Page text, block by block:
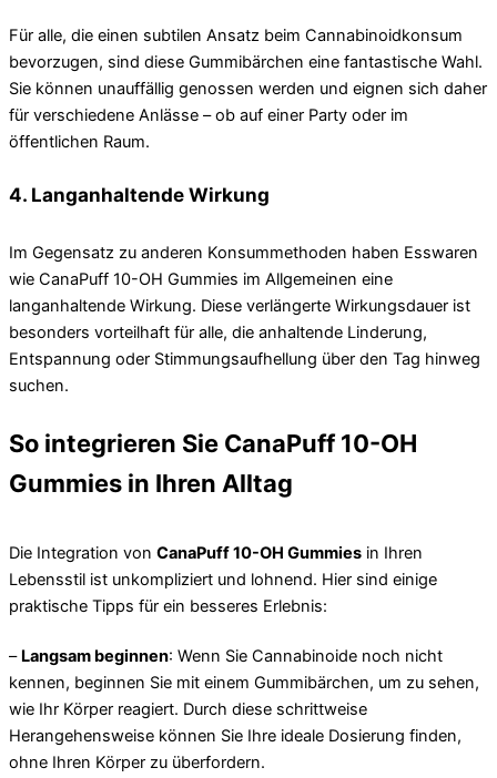
Für alle, die einen subtilen Ansatz beim Cannabinoidkonsum
bevorzugen, sind diese Gummibärchen eine fantastische Wahl.
Sie können unauffällig genossen werden und eignen sich daher
für verschiedene Anlässe – ob auf einer Party oder im
öffentlichen Raum.
4. Langanhaltende Wirkung
Im Gegensatz zu anderen Konsummethoden haben Esswaren
wie CanaPuff 10-OH Gummies im Allgemeinen eine
langanhaltende Wirkung. Diese verlängerte Wirkungsdauer ist
besonders vorteilhaft für alle, die anhaltende Linderung,
Entspannung oder Stimmungsaufhellung über den Tag hinweg
suchen.
So integrieren Sie CanaPuff 10-OH
Gummies in Ihren Alltag
Die Integration von CanaPuff 10-OH Gummies in Ihren
Lebensstil ist unkompliziert und lohnend. Hier sind einige
praktische Tipps für ein besseres Erlebnis:
– Langsam beginnen: Wenn Sie Cannabinoide noch nicht
kennen, beginnen Sie mit einem Gummibärchen, um zu sehen,
wie Ihr Körper reagiert. Durch diese schrittweise
Herangehensweise können Sie Ihre ideale Dosierung finden,
ohne Ihren Körper zu überfordern.